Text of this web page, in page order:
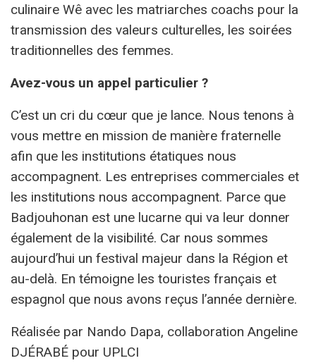
culinaire Wê avec les matriarches coachs pour la
transmission des valeurs culturelles, les soirées
traditionnelles des femmes.
Avez-vous un appel particulier ?
C’est un cri du cœur que je lance. Nous tenons à
vous mettre en mission de manière fraternelle
afin que les institutions étatiques nous
accompagnent. Les entreprises commerciales et
les institutions nous accompagnent. Parce que
Badjouhonan est une lucarne qui va leur donner
également de la visibilité. Car nous sommes
aujourd’hui un festival majeur dans la Région et
au-delà. En témoigne les touristes français et
espagnol que nous avons reçus l’année dernière.
Réalisée par Nando Dapa, collaboration Angeline
DJÉRABÉ pour UPLCI